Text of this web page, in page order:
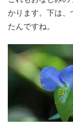
かります。下は、
たんですね。